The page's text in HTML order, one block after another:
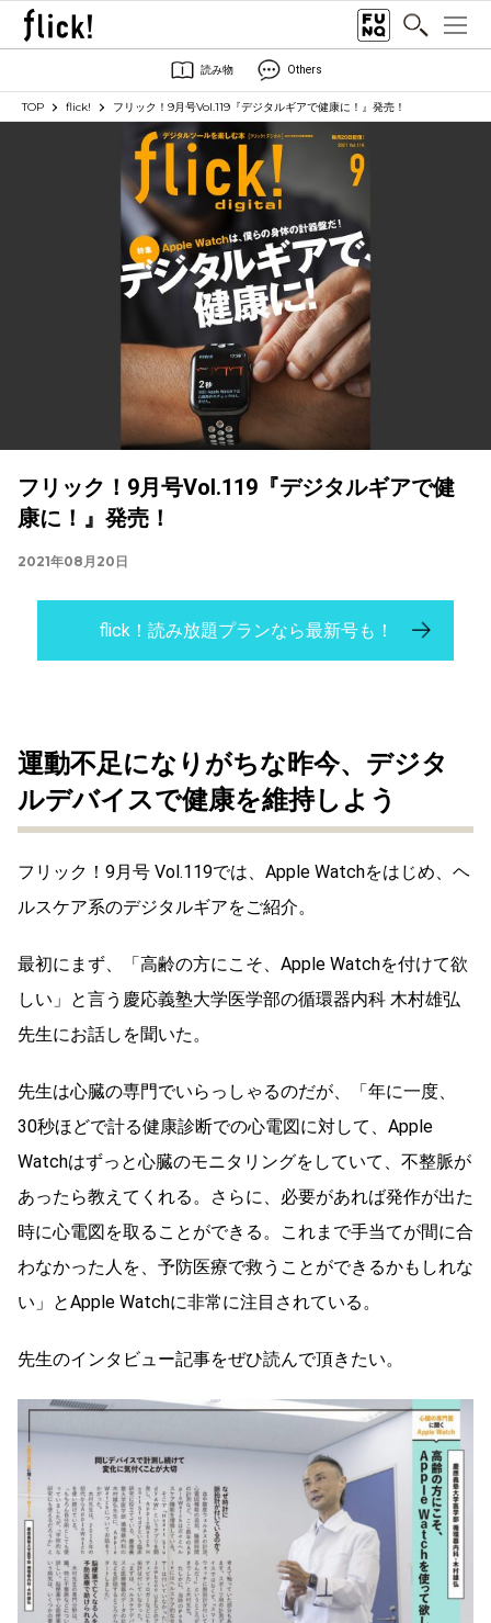
読み物 Others
TOP flick! フリック！9月号Vol.119『デジタルギアで健康に！』発売！
フリック！9月号Vol.119『デジタルギアで健
康に！』発売！
2021年08月20日
flick！読み放題プランなら最新号も！
運動不足になりがちな昨今、デジタ
ルデバイスで健康を維持しよう
フリック！9月号 Vol.119では、Apple Watchをはじめ、ヘ
ルスケア系のデジタルギアをご紹介。
最初にまず、「高齢の方にこそ、Apple Watchを付けて欲
しい」と言う慶応義塾大学医学部の循環器内科 木村雄弘
先生にお話しを聞いた。
先生は心臓の専門でいらっしゃるのだが、「年に一度、
30秒ほどで計る健康診断での心電図に対して、Apple
Watchはずっと心臓のモニタリングをしていて、不整脈が
あったら教えてくれる。さらに、必要があれば発作が出た
時に心電図を取ることができる。これまで手当てが間に合
わなかった人を、予防医療で救うことができるかもしれな
い」とApple Watchに非常に注目されている。
先生のインタビュー記事をぜひ読んで頂きたい。